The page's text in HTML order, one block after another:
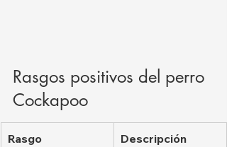
Rasgos positivos del perro
Cockapoo
Rasgo Descripción